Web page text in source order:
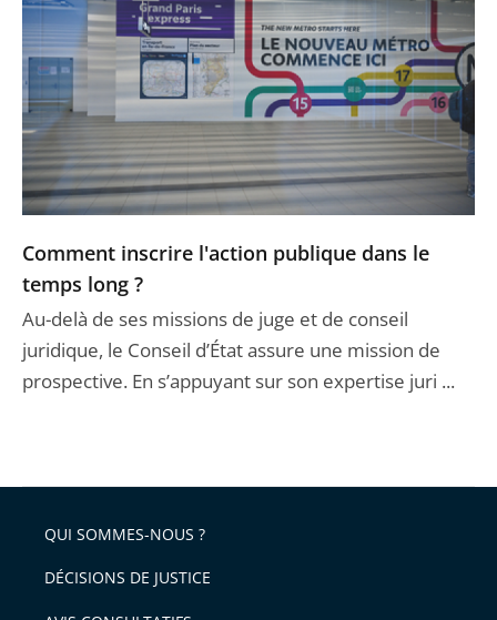
Comment inscrire l'action publique dans le
temps long ?
Au-delà de ses missions de juge et de conseil
juridique, le Conseil d’État assure une mission de
prospective. En s’appuyant sur son expertise juri ...
QUI SOMMES-NOUS ?
DÉCISIONS DE JUSTICE